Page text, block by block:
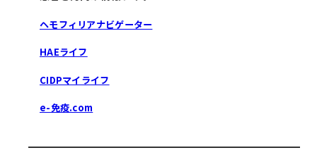
ヘモフィリアナビゲーター
HAEライフ
CIDPマイライフ
e-免疫.com